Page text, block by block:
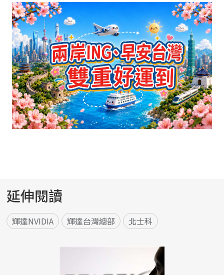
延伸閱讀
輝達NVIDIA 輝達台灣總部 北士科